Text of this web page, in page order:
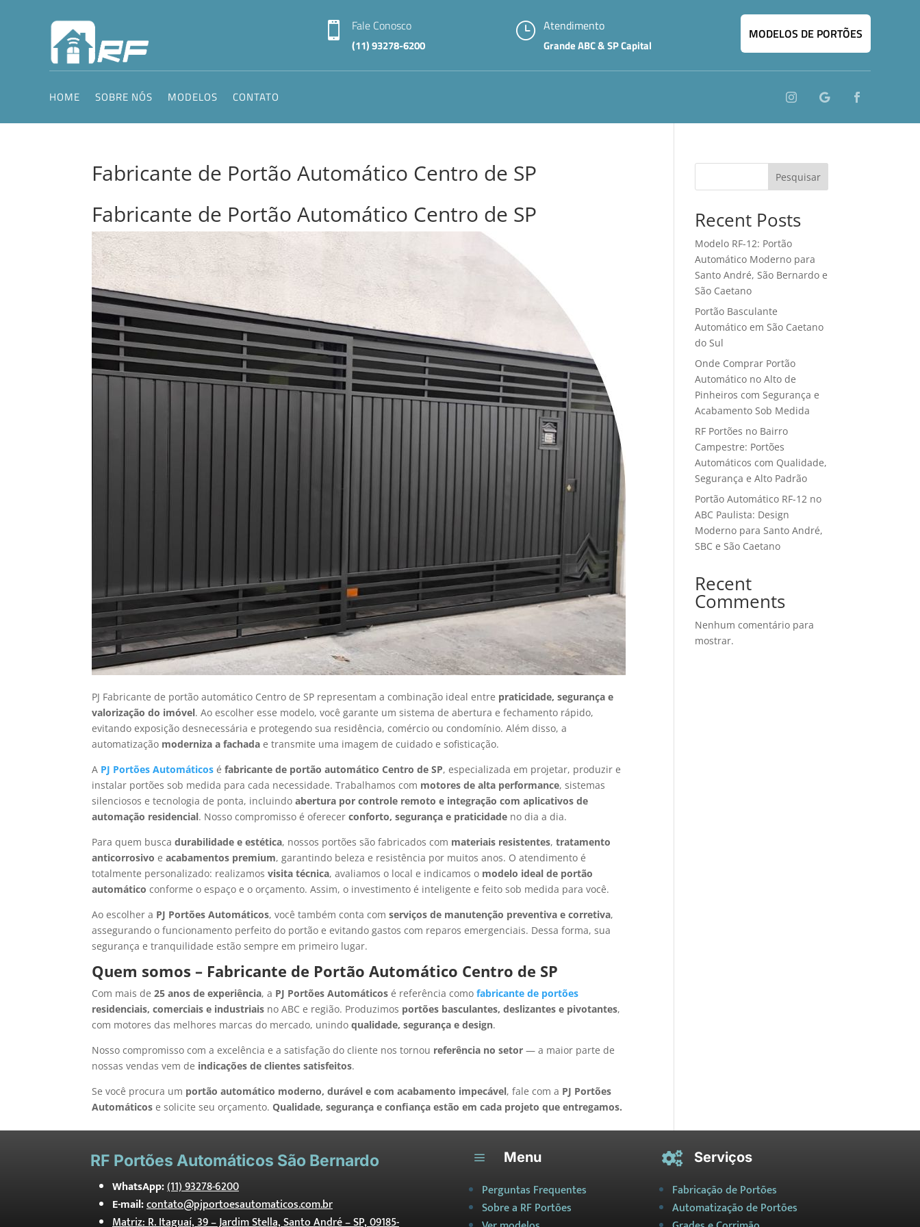
 Fale Conosco
(11) 93278-6200
} Atendimento
Grande ABC & SP Capital
MODELOS DE PORTÕES
HOME SOBRE NÓS MODELOS CONTATO
Fabricante de Portão Automático Centro de SP
Fabricante de Portão Automático Centro de SP
PJ Fabricante de portão automático Centro de SP representam a combinação ideal entre praticidade, segurança e
valorização do imóvel. Ao escolher esse modelo, você garante um sistema de abertura e fechamento rápido,
evitando exposição desnecessária e protegendo sua residência, comércio ou condomínio. Além disso, a
automatização moderniza a fachada e transmite uma imagem de cuidado e sofisticação.
A PJ Portões Automáticos éfabricante de portão automático Centro de SP, especializada em projetar, produzir e
instalar portões sob medida para cada necessidade. Trabalhamos com motores de alta performance, sistemas
silenciosos e tecnologia de ponta, incluindoabertura por controle remoto e integração com aplicativos de
automação residencial. Nosso compromisso é oferecerconforto, segurança e praticidade no dia a dia.
Para quem buscadurabilidade e estética, nossos portões são fabricados com materiais resistentes,tratamento
anticorrosivo eacabamentos premium, garantindo beleza e resistência por muitos anos. O atendimento é
totalmente personalizado: realizamosvisita técnica, avaliamos o local e indicamos o modelo ideal de portão
automático conforme o espaço e o orçamento. Assim, o investimento é inteligente e feito sob medida para você.
Ao escolher a PJ Portões Automáticos, você também conta comserviços de manutenção preventiva e corretiva,
assegurando o funcionamento perfeito do portão e evitando gastos com reparos emergenciais. Dessa forma, sua
segurança e tranquilidade estão sempre em primeiro lugar.
Quem somos – Fabricante de Portão Automático Centro de SP
Com mais de25 anos de experiência, a PJ Portões Automáticos é referência comofabricante de portões
residenciais, comerciais e industriais no ABC e região. Produzimos portões basculantes, deslizantes e pivotantes,
com motores das melhores marcas do mercado, unindoqualidade, segurança e design.
Nosso compromisso com a excelência e a satisfação do cliente nos tornou referência no setor — a maior parte de
nossas vendas vem de indicações de clientes satisfeitos.
Se você procura um portão automático moderno, durável e com acabamento impecável, fale com a PJ Portões
Automáticos e solicite seu orçamento.Qualidade, segurança e confiança estão em cada projeto que entregamos.
Pesquisar
Recent Posts
Modelo RF-12: Portão
Automático Moderno para
Santo André, São Bernardo e
São Caetano
Portão Basculante
Automático em São Caetano
do Sul
Onde Comprar Portão
Automático no Alto de
Pinheiros com Segurança e
Acabamento Sob Medida
RF Portões no Bairro
Campestre: Portões
Automáticos com Qualidade,
Segurança e Alto Padrão
Portão Automático RF-12 no
ABC Paulista: Design
Moderno para Santo André,
SBC e São Caetano
Recent
Comments
Nenhum comentário para
mostrar.
RF Portões Automáticos São Bernardo
WhatsApp:(11) 93278-6200
E-mail:contato@pjportoesautomaticos.com.br
Matriz: R. Itaguaí, 39 – Jardim Stella, Santo André – SP, 09185-
a Menu
Perguntas Frequentes
Sobre a RF Portões
 Serviços
Fabricação de Portões
Automatização de Portões